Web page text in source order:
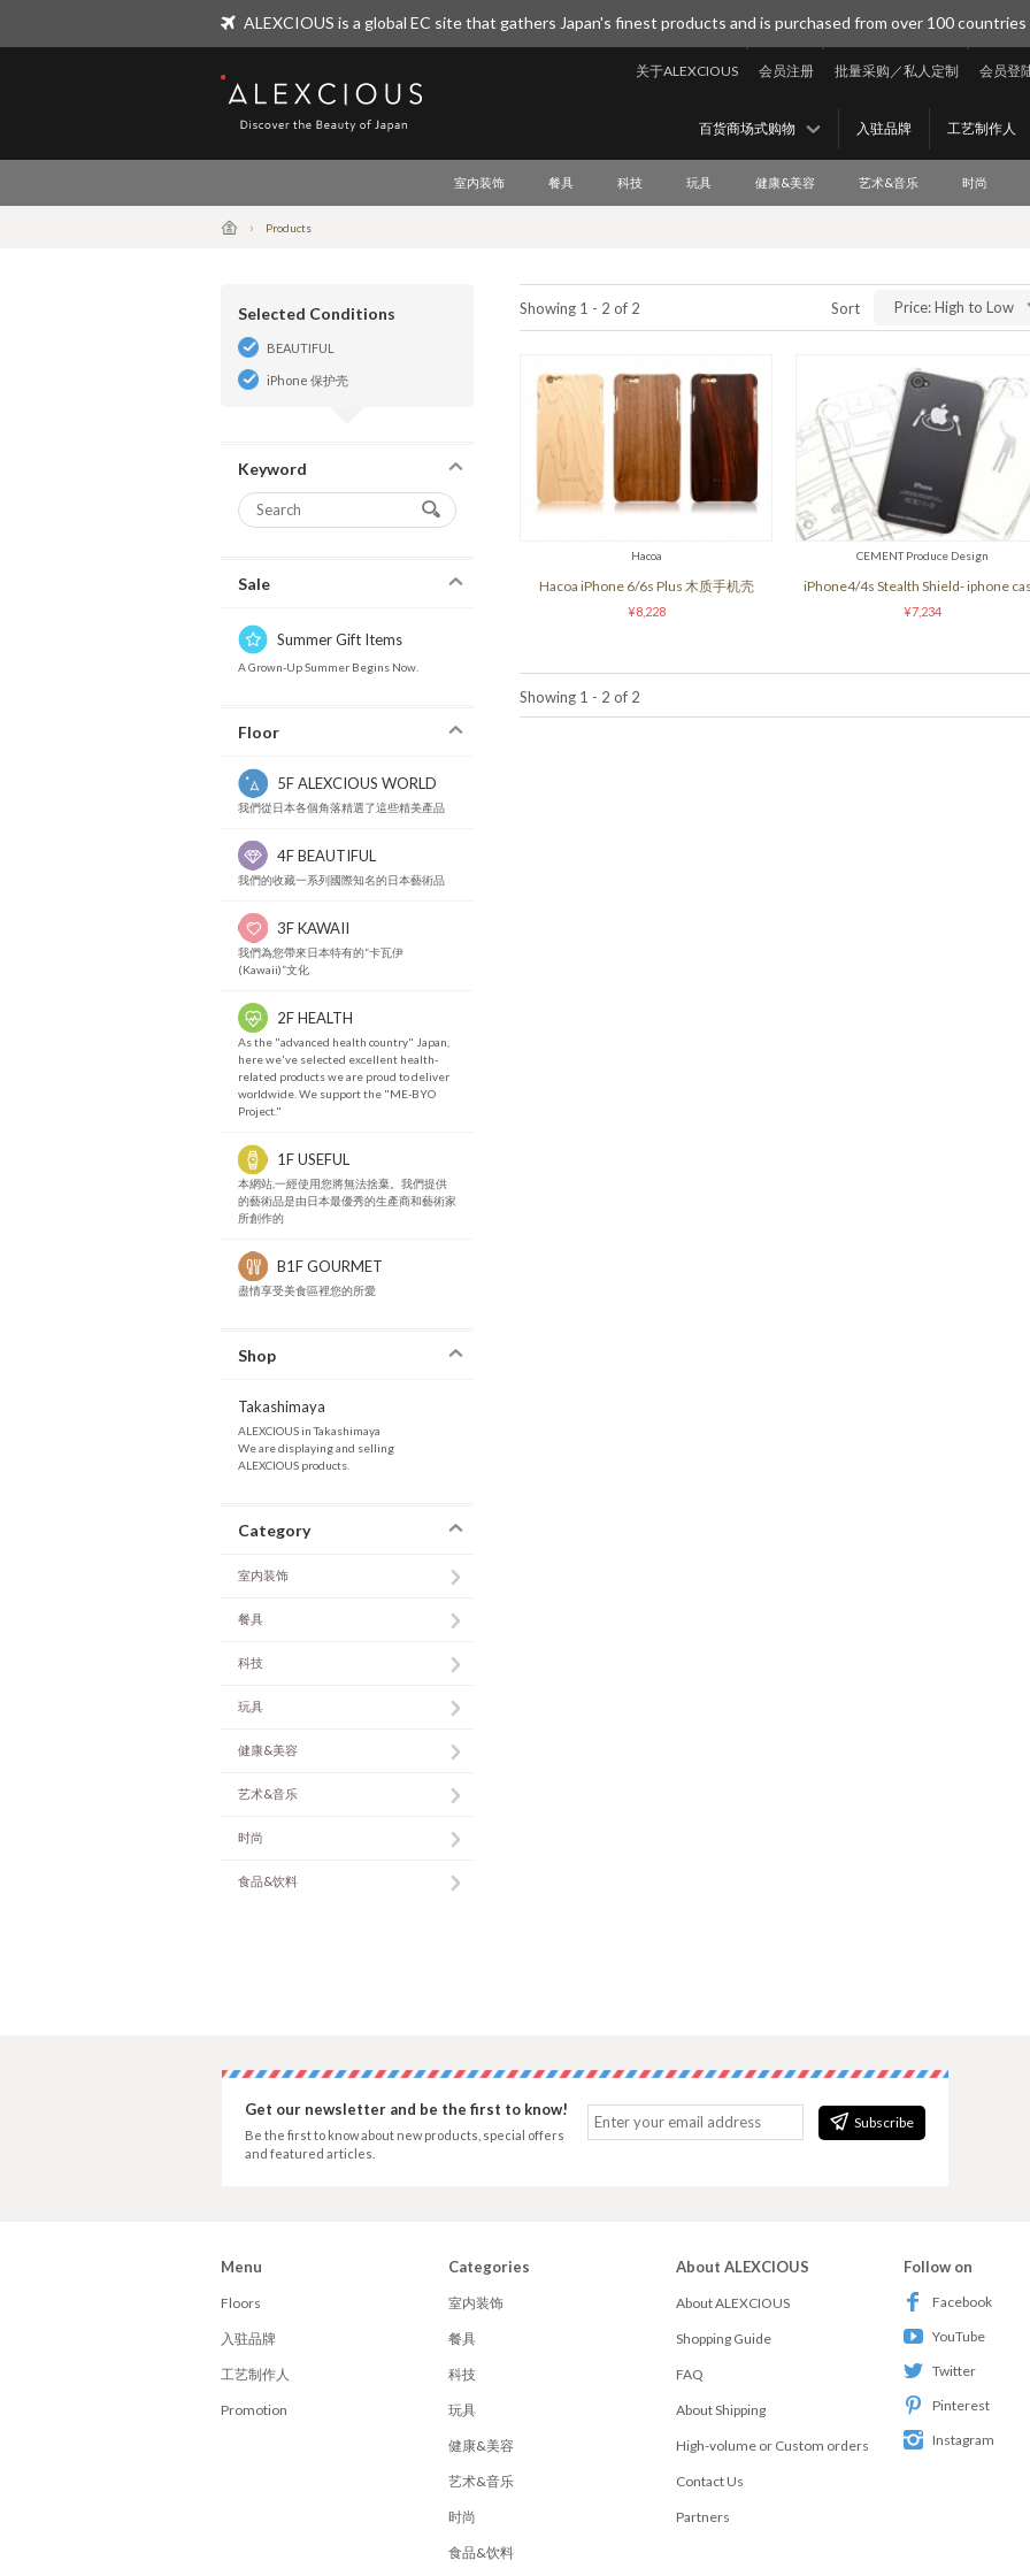
ALEXCIOUS is a global EC site that gathers Japan's finest products and is purchased from over 100
ALEXCIOUS
会员登
批量采购／私人定制
会员注册
关于ALEXCIOUS
工艺制作人
入驻品牌
百货商场式购物
室内装饰 餐具 科技 玩具 健康&美容 艺术&音乐 时尚
Products
Selected Conditions
BEAUTIFUL
iPhone 保护壳
Keyword
Sale
Summer Gift Items
A Grown-Up Summer Begins Now.
Floor
5F ALEXCIOUS WORLD
我們從日本各個角落精選了這些精美產品
4F BEAUTIFUL
我們的收藏一系列國際知名的日本藝術品
3F KAWAII
我們為您帶來日本特有的“卡瓦伊
(Kawaii)”文化
2F HEALTH
As the "advanced health country" Japan,
here we've selected excellent health-
related products we are proud to deliver
worldwide. We support the "ME-BYO
Project."
1F USEFUL
本網站,一經使用您將無法捨棄。我們提供
的藝術品是由日本最優秀的生產商和藝術家
所創作的
B1F GOURMET
盡情享受美食區裡您的所愛
Shop
Takashimaya
ALEXCIOUS in Takashimaya
We are displaying and selling
ALEXCIOUS products.
Category
室内装饰
餐具
科技
玩具
健康&美容
艺术&音乐
时尚
食品&饮料
Showing 1 - 2 of 2 Sort Price: High to Low
Hacoa
Hacoa iPhone 6/6s Plus 木质手机壳
¥8,228
CEMENT Produce Design
iPhone4/4s Stealth Shield- iphone
¥7,234
Showing 1 - 2 of 2
Subscribe
Get our newsletter and be the first to know!
Be the first to know about new products, special offers
and featured articles.
Menu
Floors
入驻品牌
工艺制作人
Promotion
Categories
室内装饰
餐具
科技
玩具
健康&美容
艺术&音乐
时尚
食品&饮料
About ALEXCIOUS
About ALEXCIOUS
Shopping Guide
FAQ
About Shipping
High-volume or Custom orders
Contact Us
Partners
Follow on
Facebook
YouTube
Twitter
Pinterest
Instagram